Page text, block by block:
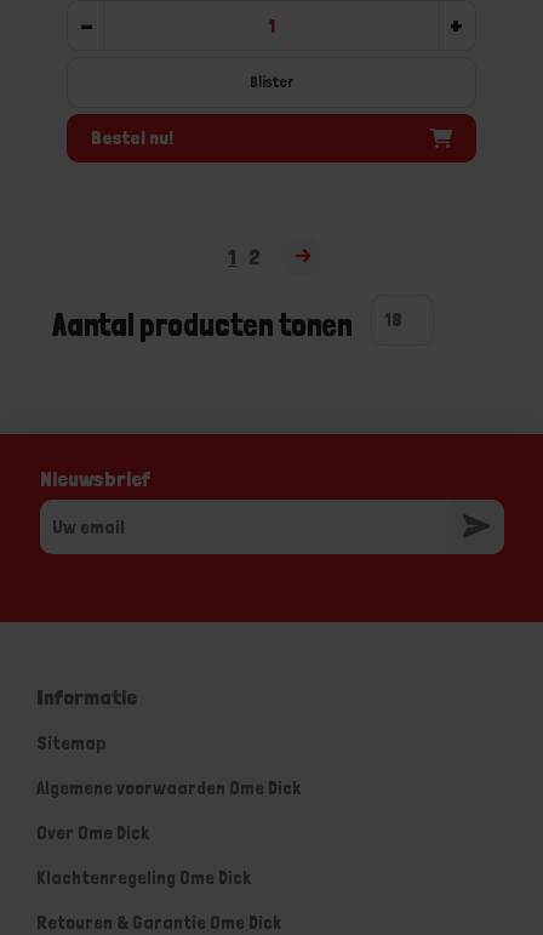
- +
Blister
Bestel nu!
1 2
Aantal producten tonen
Nieuwsbrief
Informatie
Sitemap
Algemene voorwaarden Ome Dick
Over Ome Dick
Klachtenregeling Ome Dick
Retouren & Garantie Ome Dick